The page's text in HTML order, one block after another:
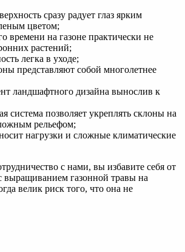
сразу радует глаз ярким
цветом;
времени на газоне практически не
растений;
легка в уходе;
представляют собой многолетнее
ландшафтного дизайна вынослив к
система позволяет укреплять склоны на
рельефом;
нагрузки и сложные климатические
с нами, вы избавите себя от
выращиванием газонной травы на
велик риск того, что она не